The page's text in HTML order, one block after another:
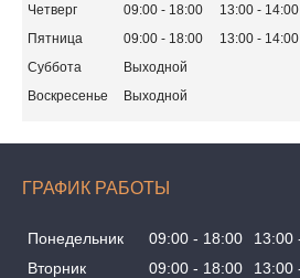
Четверг
09:00 18:00 13:00
14:00
Пятница
09:00 18:00 13:00
14:00
Суббота
Выходной
Воскресенье
Выходной
ГРАФИК РАБОТЫ
Понедельник 09:00 18:00 13:00
Вторник
09:00 18:00 13:00